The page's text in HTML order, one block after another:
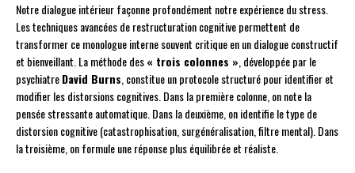
Notre dialogue intérieur façonne profondément notre expérience du stress.
Les techniques avancées de restructuration cognitive permettent de
transformer ce monologue interne souvent critique en un dialogue constructif
et bienveillant. La méthode des« trois colonnes », développée par le
psychiatreDavid Burns, constitue un protocole structuré pour identifier et
modifier les distorsions cognitives. Dans la première colonne, on note la
pensée stressante automatique. Dans la deuxième, on identifie le type de
distorsion cognitive (catastrophisation, surgénéralisation, filtre mental). Dans
la troisième, on formule une réponse plus équilibrée et réaliste.